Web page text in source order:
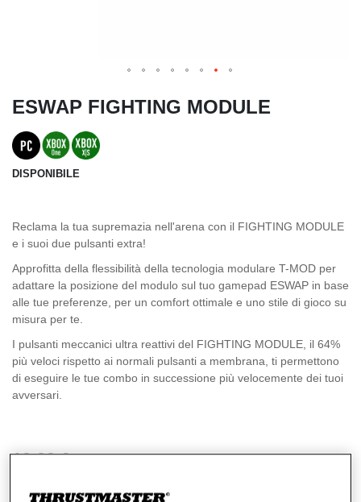
ESWAP FIGHTING MODULE
DISPONIBILE
Reclama la tua supremazia nell'arena con il FIGHTING MODULE
e i suoi due pulsanti extra!
Approfitta della flessibilità della tecnologia modulare T-MOD per
adattare la posizione del modulo sul tuo gamepad ESWAP in base
alle tue preferenze, per un comfort ottimale e uno stile di gioco su
misura per te.
I pulsanti meccanici ultra reattivi del FIGHTING MODULE, il 64%
più veloci rispetto ai normali pulsanti a membrana, ti permettono
di eseguire le tue combo in successione più velocemente dei tuoi
avversari.
19,99 €